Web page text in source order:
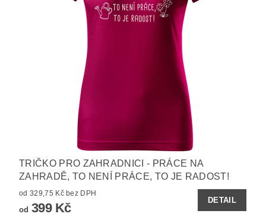
TRIČKO PRO ZAHRADNICI - PRÁCE NA
ZAHRADĚ, TO NENÍ PRÁCE, TO JE RADOST!
od 329,75 Kč bez DPH
od 399 Kč
DETAIL